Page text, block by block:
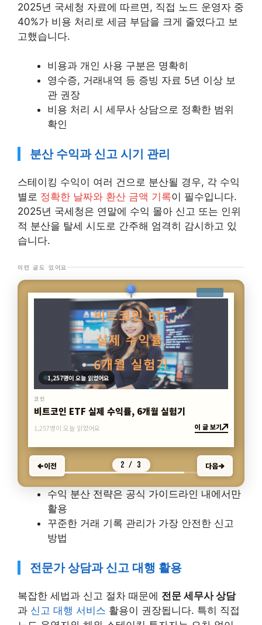
2025년 국세청 자료에 따르면, 직접 노드 운영자 중
40%가 비용 처리로 세금 부담을 크게 줄였다고 보
고했습니다.
비용과 개인 사용 구분은 명확히
영수증, 거래내역 등 증빙 자료 5년 이상 보
관 권장
비용 처리 시 세무사 상담으로 정확한 범위
확인
분산 수익과 신고 시기 관리
스테이킹 수익이 여러 건으로 분산될 경우, 각 수익
별로 정확한 날짜와 환산 금액 기록이 필수입니다.
2025년 국세청은 연말에 수익 몰아 신고 또는 인위
적 분산을 탈세 시도로 간주해 엄격히 감시하고 있
습니다.
이런 글도 있어요
5,819명이 오늘 읽었어요
코인
USDT·USDC 디페깅, 실제 사례와 예방법
5,819명이 오늘 읽었어요 이 글 보기
이전 3 / 3 다음
수익 분산 전략은 공식 가이드라인 내에서만
활용
꾸준한 거래 기록 관리가 가장 안전한 신고
방법
전문가 상담과 신고 대행 활용
복잡한 세법과 신고 절차 때문에 전문 세무사 상담
과 신고 대행 서비스 활용이 권장됩니다. 특히 직접